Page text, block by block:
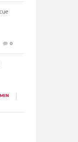
0